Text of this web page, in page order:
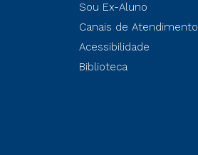
Sou Ex-Aluno
Canais de Atendimento
Acessibilidade
Biblioteca